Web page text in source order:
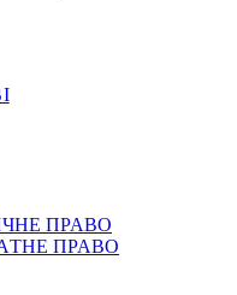
ПРАВО
ПРАВО